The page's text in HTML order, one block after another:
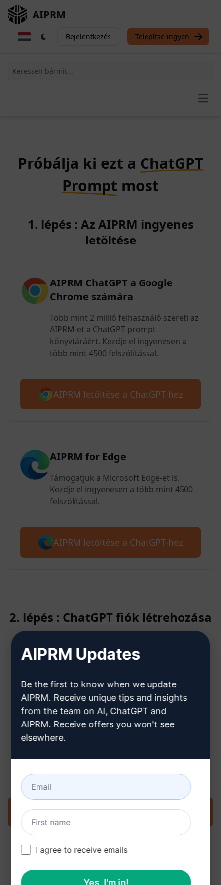
AIPRM
Bejelentkezés Telepítse ingyen
Próbálja ki ezt a ChatGPT
Prompt most
1. lépés : Az AIPRM ingyenes
letöltése
AIPRM ChatGPT a Google
Chrome számára
Több mint 2 millió felhasználó szereti az
AIPRM-et a ChatGPT prompt
könyvtáráért. Kezdje el ingyenesen a
több mint 4500 felszólítással.
AIPRM letöltése a ChatGPT-hez
AIPRM for Edge
Támogatjuk a Microsoft Edge-et is.
Kezdje el ingyenesen a több mint 4500
felszólítással.
AIPRM letöltése a ChatGPT-hez
2. lépés : ChatGPT fiók létrehozása
Kattintson ide, hogy megtudja,
ChatGPT fiókot
Próbálja ki a kérést most a ChatGPT oldalon
AIPRM Updates
Be the first to know when we update
AIPRM. Receive unique tips and insights
from the team on AI, ChatGPT and
AIPRM. Receive offers you won't see
elsewhere.
I agree to receive emails
Yes, I'm in!